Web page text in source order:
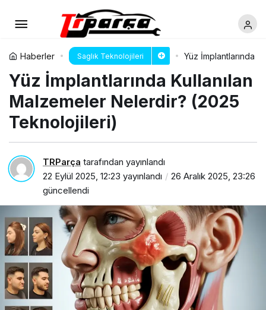
Haberler Saglık Teknolojileri Yüz İmplantlarında
Yüz İmplantlarında Kullanılan
Malzemeler Nelerdir? (2025
Teknolojileri)
TRParça tarafından yayınlandı
22 Eylül 2025, 12:23 yayınlandı
26 Aralık 2025, 23:26
güncellendi